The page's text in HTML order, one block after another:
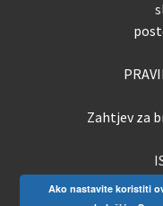
Zahtjev za
Ako nastavite koristiti